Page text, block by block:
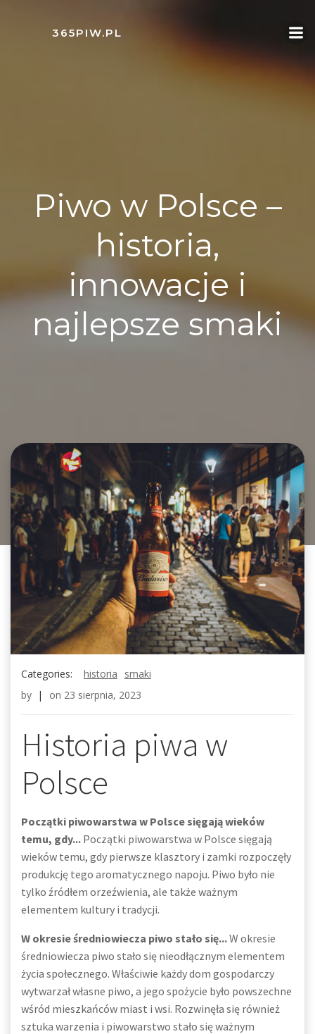
365PIW.PL
Piwo w Polsce –
historia,
innowacje i
najlepsze smaki
Categories: historia
smaki
by | on 23 sierpnia, 2023
Historia piwa w
Polsce
Początki piwowarstwa w Polsce sięgają wieków
temu, gdy... Początki piwowarstwa w Polsce sięgają
wieków temu, gdy pierwsze klasztory i zamki rozpoczęły
produkcję tego aromatycznego napoju. Piwo było nie
tylko źródłem orzeźwienia, ale także ważnym
elementem kultury i tradycji.
W okresie średniowiecza piwo stało się...W okresie
średniowiecza piwo stało się nieodłącznym elementem
życia społecznego. Właściwie każdy dom gospodarczy
wytwarzał własne piwo, a jego spożycie było powszechne
wśród mieszkańców miast i wsi. Rozwinęła się również
sztuka warzenia i piwowarstwo stało się ważnym